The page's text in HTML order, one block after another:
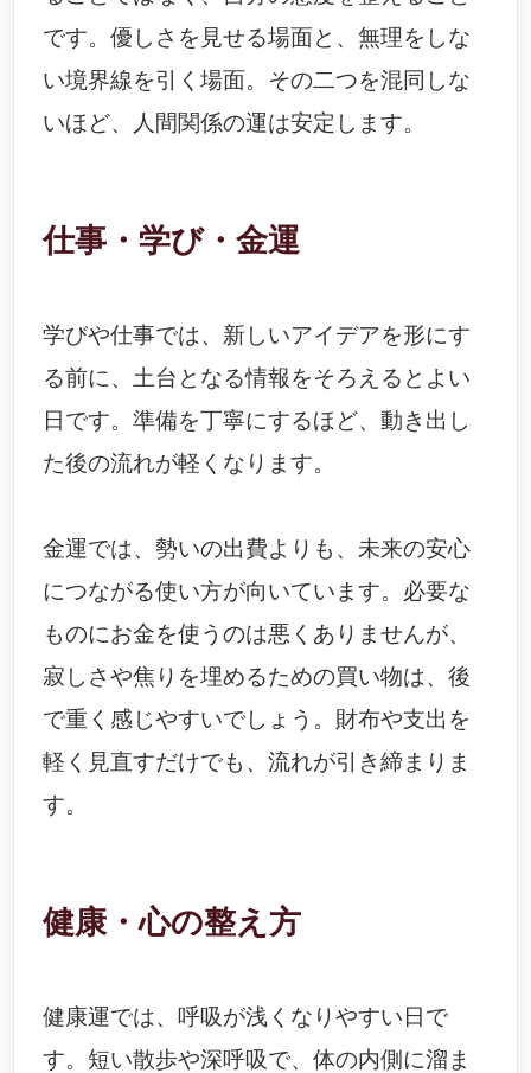
です。優しさを見せる場面と、無理をしな
い境界線を引く場面。その二つを混同しな
いほど、人間関係の運は安定します。
仕事・学び・金運
学びや仕事では、新しいアイデアを形にす
る前に、土台となる情報をそろえるとよい
日です。準備を丁寧にするほど、動き出し
た後の流れが軽くなります。
金運では、勢いの出費よりも、未来の安心
につながる使い方が向いています。必要な
ものにお金を使うのは悪くありませんが、
寂しさや焦りを埋めるための買い物は、後
で重く感じやすいでしょう。財布や支出を
軽く見直すだけでも、流れが引き締まりま
す。
健康・心の整え方
健康運では、呼吸が浅くなりやすい日で
す。短い散歩や深呼吸で、体の内側に溜ま